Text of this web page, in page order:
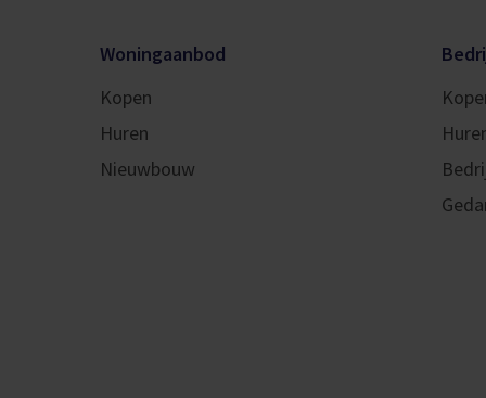
Woningaanbod
Kopen
Huren
Nieuwbouw